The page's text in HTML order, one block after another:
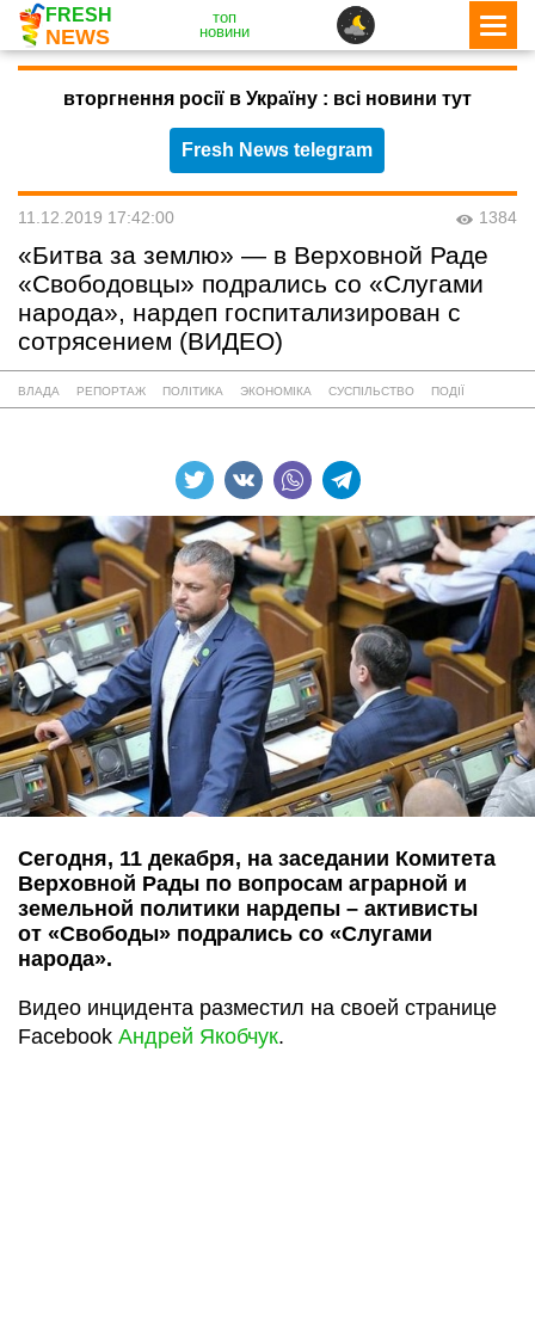
FRESH
NEWS
топ
новини
вторгнення росії в Україну : всі новини тут
Fresh News telegram
11.12.2019 17:42:00 1384
«Битва за землю» — в Верховной Раде
«Свободовцы» подрались со «Слугами
народа», нардеп госпитализирован с
сотрясением (ВИДЕО)
ВЛАДА РЕПОРТАЖ ПОЛІТИКА ЭКОНОМІКА СУСПІЛЬСТВО ПОДІЇ
Сегодня, 11 декабря, на заседании Комитета
Верховной Рады по вопросам аграрной и
земельной политики нардепы – активисты
от «Свободы» подрались со «Слугами
народа».
Видео инцидента разместил на своей странице
Facebook Андрей Якобчук.